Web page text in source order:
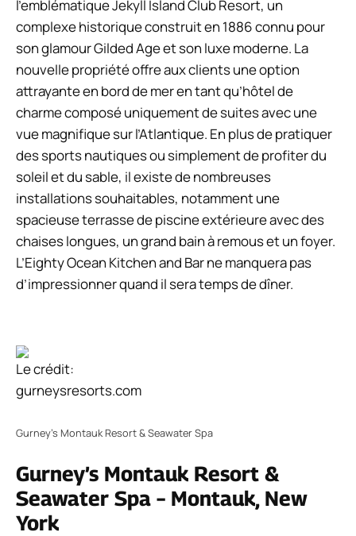
l’emblématique Jekyll Island Club Resort, un
complexe historique construit en 1886 connu pour
son glamour Gilded Age et son luxe moderne. La
nouvelle propriété offre aux clients une option
attrayante en bord de mer en tant qu’hôtel de
charme composé uniquement de suites avec une
vue magnifique sur l’Atlantique. En plus de pratiquer
des sports nautiques ou simplement de profiter du
soleil et du sable, il existe de nombreuses
installations souhaitables, notamment une
spacieuse terrasse de piscine extérieure avec des
chaises longues, un grand bain à remous et un foyer.
L’Eighty Ocean Kitchen and Bar ne manquera pas
d’impressionner quand il sera temps de dîner.
Le crédit:
gurneysresorts.com
Gurney’s Montauk Resort & Seawater Spa
Gurney’s Montauk Resort &
Seawater Spa – Montauk, New
York